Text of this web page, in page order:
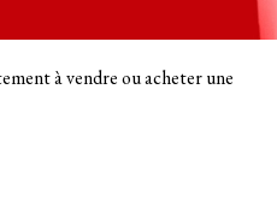
à vendre ou acheter une